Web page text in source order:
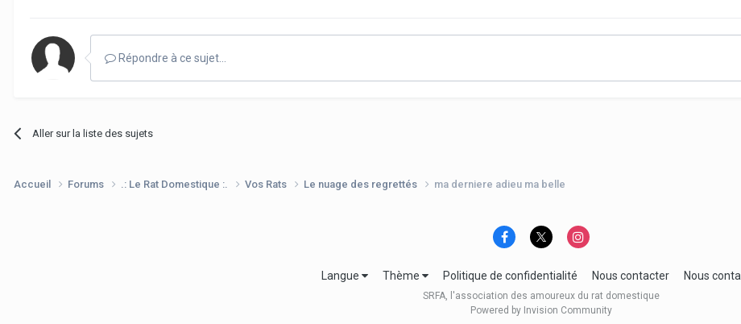
Répondre à ce sujet…
Aller sur la liste des sujets
Accueil Forums .: Le Rat Domestique :. Vos Rats Le nuage des regrettés ma derniere adieu ma belle
Langue Thème Politique de confidentialité Nous contacter Nous
SRFA, l'association des amoureux du rat domestique
Powered by Invision Community